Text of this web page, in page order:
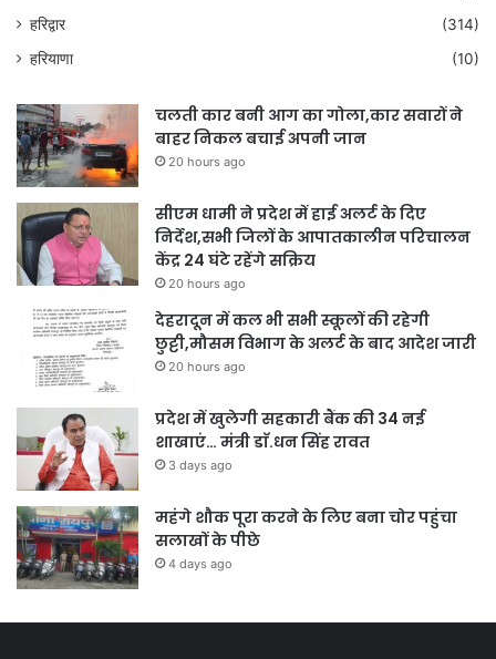
हरिद्वार
(314)
हरियाणा
(10)
चलती कार बनी आग का गोला,कार सवारों ने
बाहर निकल बचाई अपनी जान
20 hours ago
सीएम धामी ने प्रदेश में हाई अलर्ट के दिए
निर्देश,सभी जिलों के आपातकालीन परिचालन
केंद्र 24 घंटे रहेंगे सक्रिय
20 hours ago
देहरादून में कल भी सभी स्कूलों की रहेगी
छुट्टी,मौसम विभाग के अलर्ट के बाद आदेश जारी
20 hours ago
प्रदेश में खुलेगी सहकारी बैंक की 34 नई
शाखाएं… मंत्री डाॅ.धन सिंह रावत
3 days ago
महंगे शौक पूरा करने के लिए बना चोर पहुंचा
सलाखों के पीछे
4 days ago